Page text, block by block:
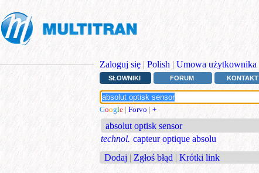
Zaloguj się | Polish | Umowa użytkownika
SŁOWNIKI FORUM KONTAKT
Google | Forvo | +
absolut optisk sensor
technol. capteur optique absolu
Dodaj | Zgłoś błąd | Krótki link